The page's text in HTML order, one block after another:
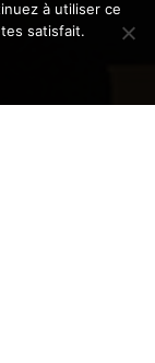
à utiliser ce
satisfait.